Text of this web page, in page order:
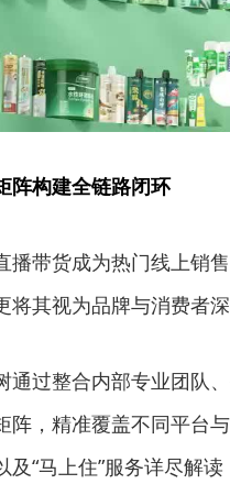
阵构建全链路闭环
播带货成为热门线上销
将其视为品牌与消费者
通过整合内部专业团队
阵，精准覆盖不同平台
及“马上住”服务详尽解